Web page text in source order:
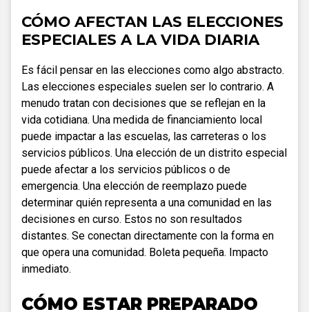
CÓMO AFECTAN LAS ELECCIONES
ESPECIALES A LA VIDA DIARIA
Es fácil pensar en las elecciones como algo abstracto.
Las elecciones especiales suelen ser lo contrario. A
menudo tratan con decisiones que se reflejan en la
vida cotidiana. Una medida de financiamiento local
puede impactar a las escuelas, las carreteras o los
servicios públicos. Una elección de un distrito especial
puede afectar a los servicios públicos o de
emergencia. Una elección de reemplazo puede
determinar quién representa a una comunidad en las
decisiones en curso. Estos no son resultados
distantes. Se conectan directamente con la forma en
que opera una comunidad. Boleta pequeña. Impacto
inmediato.
CÓMO ESTAR PREPARADO